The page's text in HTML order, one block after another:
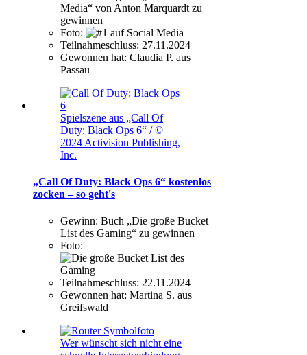
Media“ von Anton Marquardt zu
gewinnen
Foto:
Teilnahmeschluss: 27.11.2024
Gewonnen hat: Claudia P. aus
Passau
Spielszene aus „Call Of
Duty: Black Ops 6“ / ©
2024 Activision Publishing,
Inc.
„Call Of Duty: Black Ops 6“ kostenlos
zocken – so geht's
Gewinn: Buch „Die große Bucket
List des Gaming“ zu gewinnen
Foto:
Teilnahmeschluss: 22.11.2024
Gewonnen hat: Martina S. aus
Greifswald
Wer wünscht sich nicht eine